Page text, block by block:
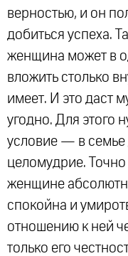
верностью, и он
добиться успеха.
женщина может в
вложить столько
имеет. И это даст
угодно. Для этого
условие — в
целомудрие.
женщине
спокойна и
отношению к ней
только его